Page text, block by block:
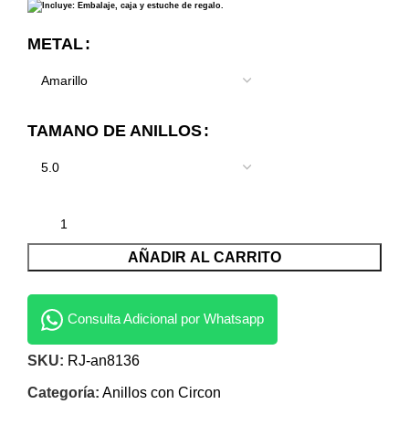
Incluye: Embalaje, caja y estuche de regalo.
METAL
TAMANO DE ANILLOS
AÑADIR AL CARRITO
Consulta Adicional por Whatsapp
SKU: RJ-an8136
Categoría: Anillos con Circon